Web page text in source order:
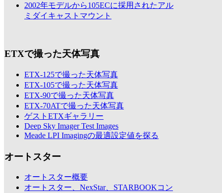
2002年モデルから105ECに採用されたアル
ミダイキャストマウント
ETXで撮った天体写真
ETX-125で撮った天体写真
ETX-105で撮った天体写真
ETX-90で撮った天体写真
ETX-70ATで撮った天体写真
ゲストETXギャラリー
Deep Sky Imager Test Images
Meade LPI Imagingの最適設定値を探る
オートスター
オートスター概要
オートスター、NexStar、STARBOOKコン